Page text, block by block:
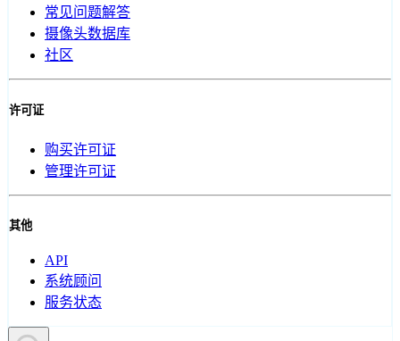
常见问题解答
摄像头数据库
社区
许可证
购买许可证
管理许可证
其他
API
系统顾问
服务状态